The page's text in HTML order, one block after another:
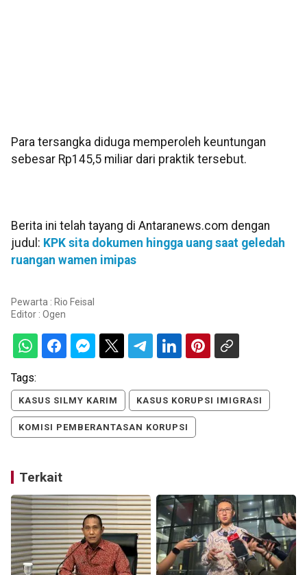
Para tersangka diduga memperoleh keuntungan
sebesar Rp145,5 miliar dari praktik tersebut.
Berita ini telah tayang di Antaranews.com dengan
judul: KPK sita dokumen hingga uang saat geledah
ruangan wamen imipas
Pewarta : Rio Feisal
Editor : Ogen
Tags:
KASUS SILMY KARIM KASUS KORUPSI IMIGRASI
KOMISI PEMBERANTASAN KORUPSI
Terkait